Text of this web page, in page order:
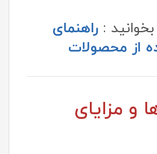
: راهنمای
از محصولات
و مزایای